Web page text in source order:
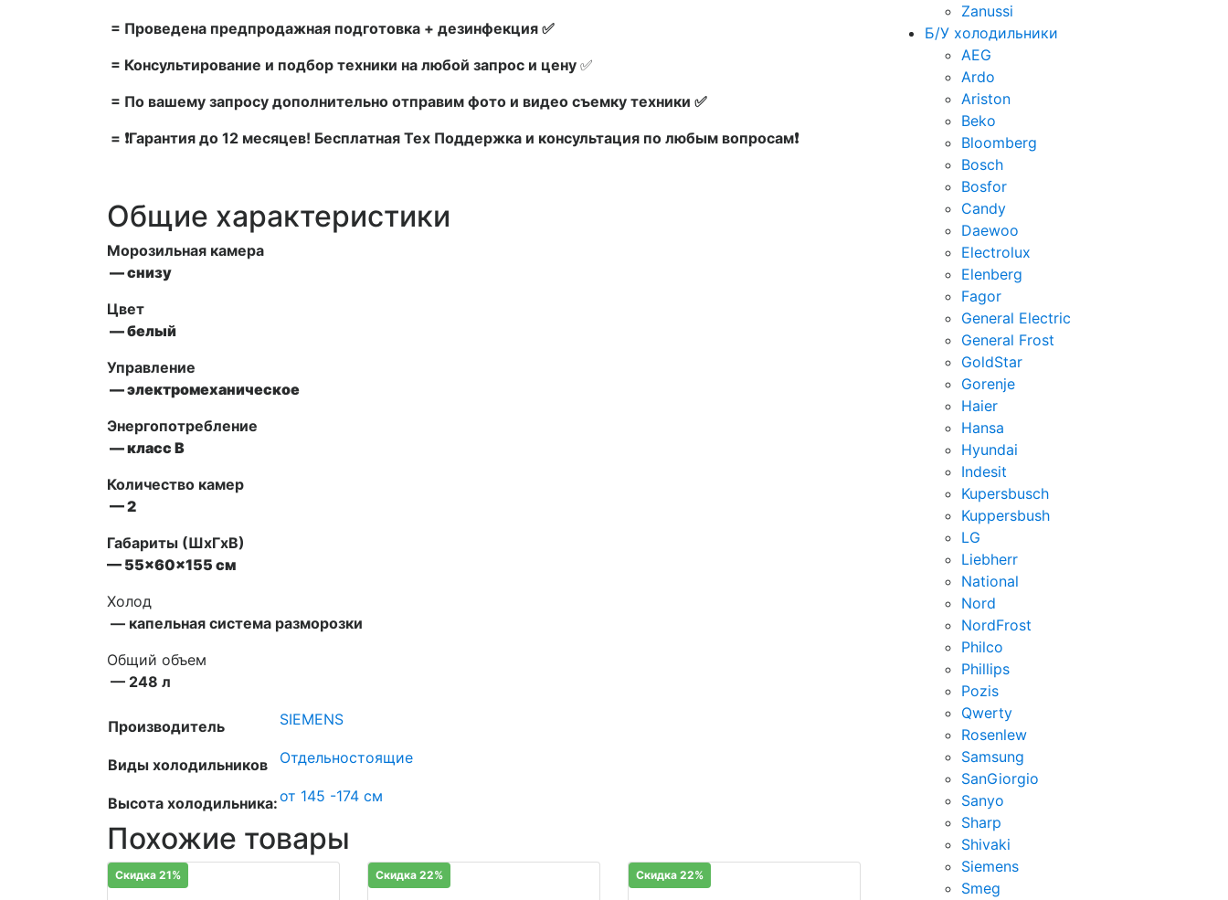
= Проведена предпродажная подготовка + дезинфекция ✅
= Консультирование и подбор техники на любой запрос и цену ✅
= По вашему запросу дополнительно отправим фото и видео съемку техники ✅
= ❗Гарантия до 12 месяцев! Бесплатная Тех Поддержка и консультация по любым вопросам❗
Общие характеристики
Морозильная камера
— снизу
Цвет
— белый
Управление
— электромеханическое
Энергопотребление
— класс В
Количество камер
— 2
Габариты (ШxГxВ)
— 55x60x155 см
Холод
— капельная система разморозки
Общий объем
— 248 л
Производитель SIEMENS
Виды холодильников Отдельностоящие
Высота холодильника:от 145 -174 см
Похожие товары
Скидка 21% Скидка 22% Скидка 22%
Zanussi
Б/У холодильники
AEG
Ardo
Ariston
Beko
Bloomberg
Bosch
Bosfor
Candy
Daewoo
Electrolux
Elenberg
Fagor
General Electric
General Frost
GoldStar
Gorenje
Haier
Hansa
Hyundai
Indesit
Kupersbusch
Kuppersbush
LG
Liebherr
National
Nord
NordFrost
Philco
Phillips
Pozis
Qwerty
Rosenlew
Samsung
SanGiorgio
Sanyo
Sharp
Shivaki
Siemens
Smeg